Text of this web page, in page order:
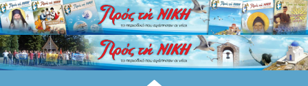
Skip
to
content